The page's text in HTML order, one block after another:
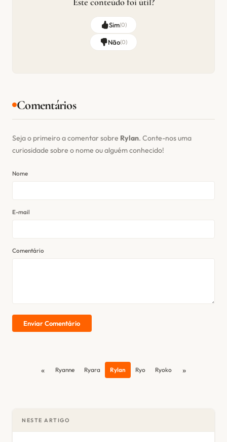
Sim(0)
Não(0)
Comentários
Seja o primeiro a comentar sobre Rylan. Conte-nos uma
curiosidade sobre o nome ou alguém conhecido!
Nome
E-mail
Comentário
Enviar Comentário
« Ryanne Ryara Rylan Ryo Ryoko »
NESTE ARTIGO